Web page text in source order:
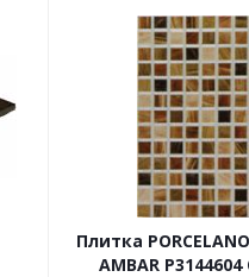
Плитка
AMBAR